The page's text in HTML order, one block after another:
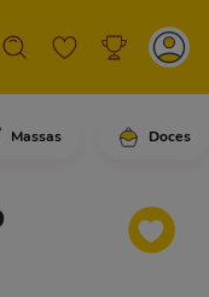
Massas Doces
asinha de